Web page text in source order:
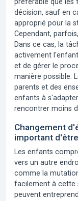
décision, sauf en
approprié pour la
Cependant,
Dans ce cas, la
activement
et de gérer le
manière possible.
parents et des
enfants à
rencontrer moins
Changement
important
Les enfants
vers un autre
comme la
facilement à cette
peuvent